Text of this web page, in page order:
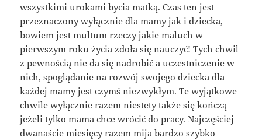
wszystkimi urokami bycia matką. Czas ten jest
przeznaczony wyłącznie dla mamy jak i dziecka,
bowiem jest multum rzeczy jakie maluch w
pierwszym roku życia zdoła się nauczyć! Tych chwil
z pewnością nie da się nadrobić a uczestniczenie w
nich, spoglądanie na rozwój swojego dziecka dla
każdej mamy jest czymś niezwykłym. Te wyjątkowe
chwile wyłącznie razem niestety także się kończą
jeżeli tylko mama chce wrócić do pracy. Najczęściej
dwanaście miesięcy razem mija bardzo szybko